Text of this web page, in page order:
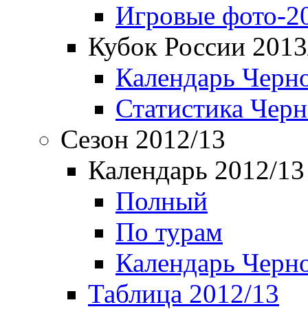
Игровые фото-
Кубок России
Календарь
Статистика
Сезон 2012/13
Календарь 2012/13
Полный
По турам
Календарь
Таблица 2012/13